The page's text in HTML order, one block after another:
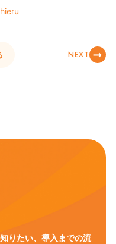
NEXT
りたい、導入までの流